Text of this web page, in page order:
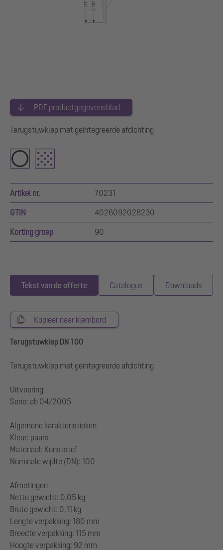
PDF productgegevensblad
Terugstuwklep met geïntegreerde afdichting
Artikel nr. 70231
GTIN 4026092028230
Korting groep 90
Tekst van de offerte Catalogus Downloads
Kopieer naar klembord
Terugstuwklep DN 100
Terugstuwklep met geïntegreerde afdichting
Uitvoering
Serie: ab 04/2005
Algemene karakteristieken
Kleur: paars
Materiaal: Kunststof
Nominale wijdte (DN): 100
Afmetingen
Netto gewicht: 0,05 kg
Bruto gewicht: 0,11 kg
Lengte verpakking: 180 mm
Breedte verpakking: 115 mm